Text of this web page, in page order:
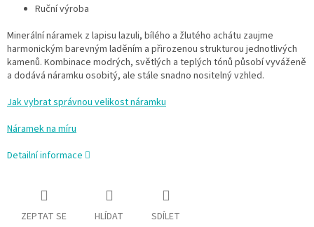
Ruční výroba
Minerální náramek z lapisu lazuli, bílého a žlutého achátu zaujme
harmonickým barevným laděním a přirozenou strukturou jednotlivých
kamenů. Kombinace modrých, světlých a teplých tónů působí vyváženě
a dodává náramku osobitý, ale stále snadno nositelný vzhled.
Jak vybrat správnou velikost náramku
Náramek na míru
Detailní informace
ZEPTAT SE HLÍDAT SDÍLET